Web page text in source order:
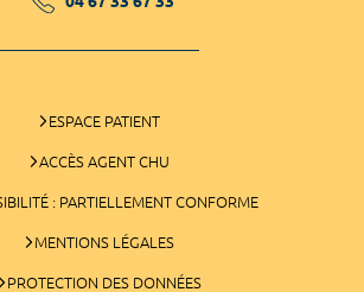
ESPACE PATIENT
ACCÈS AGENT CHU
: PARTIELLEMENT CONFORME
MENTIONS LÉGALES
PROTECTION DES DONNÉES